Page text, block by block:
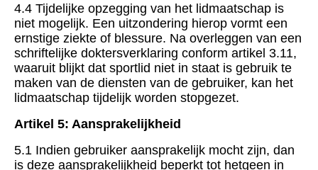
4.4 Tijdelijke opzegging van het lidmaatschap is
niet mogelijk. Een uitzondering hierop vormt een
ernstige ziekte of blessure. Na overleggen van een
schriftelijke doktersverklaring conform artikel 3.11,
waaruit blijkt dat sportlid niet in staat is gebruik te
maken van de diensten van de gebruiker, kan het
lidmaatschap tijdelijk worden stopgezet.
Artikel 5: Aansprakelijkheid
5.1 Indien gebruiker aansprakelijk mocht zijn, dan
is deze aansprakelijkheid beperkt tot hetgeen in